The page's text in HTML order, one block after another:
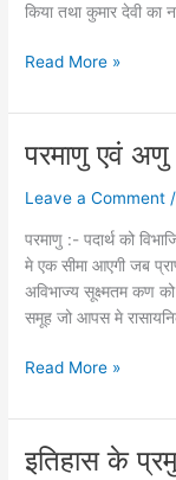
किया तथा कुमार देवी का
गुप्त
KAL)
Read More »
परमाणु एवं अणु
Leave a Comment /
परमाणु :- पदार्थ को
मे एक सीमा आएगी जब
अविभाज्य सूक्ष्मतम कण
समूह जो आपस मे
परमाणु
अणु
Read More »
इतिहास के